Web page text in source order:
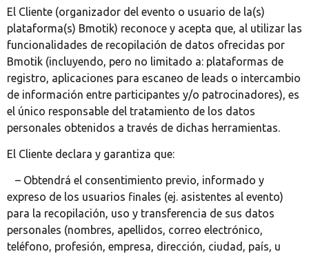
El Cliente (organizador del evento o usuario de la(s)
plataforma(s) Bmotik) reconoce y acepta que, al utilizar las
funcionalidades de recopilación de datos ofrecidas por
Bmotik (incluyendo, pero no limitado a: plataformas de
registro, aplicaciones para escaneo de leads o intercambio
de información entre participantes y/o patrocinadores), es
el único responsable del tratamiento de los datos
personales obtenidos a través de dichas herramientas.
El Cliente declara y garantiza que:
– Obtendrá el consentimiento previo, informado y
expreso de los usuarios finales (ej. asistentes al evento)
para la recopilación, uso y transferencia de sus datos
personales (nombres, apellidos, correo electrónico,
teléfono, profesión, empresa, dirección, ciudad, país, u